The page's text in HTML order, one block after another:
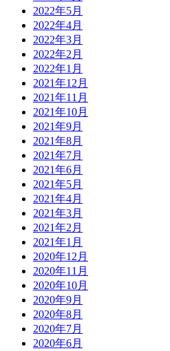
2022年5月
2022年4月
2022年3月
2022年2月
2022年1月
2021年12月
2021年11月
2021年10月
2021年9月
2021年8月
2021年7月
2021年6月
2021年5月
2021年4月
2021年3月
2021年2月
2021年1月
2020年12月
2020年11月
2020年10月
2020年9月
2020年8月
2020年7月
2020年6月